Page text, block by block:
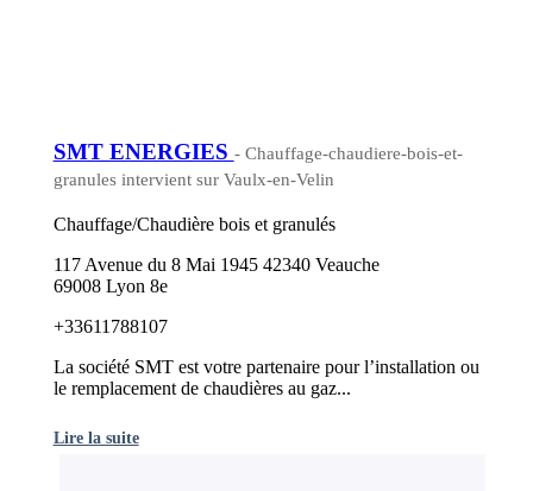
SMT ENERGIES - Chauffage-chaudiere-bois-et-
granules intervient sur Vaulx-en-Velin
Chauffage/Chaudière bois et granulés
117 Avenue du 8 Mai 1945 42340 Veauche
69008 Lyon 8e
+33611788107
La société SMT est votre partenaire pour l’installation ou
le remplacement de chaudières au gaz...
Lire la suite